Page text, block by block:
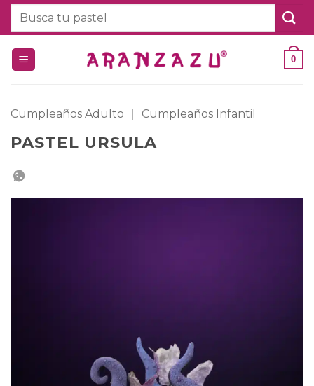
Saltar
Buscar
0
Cumpleaños Adulto Cumpleaños Infantil
PASTEL URSULA